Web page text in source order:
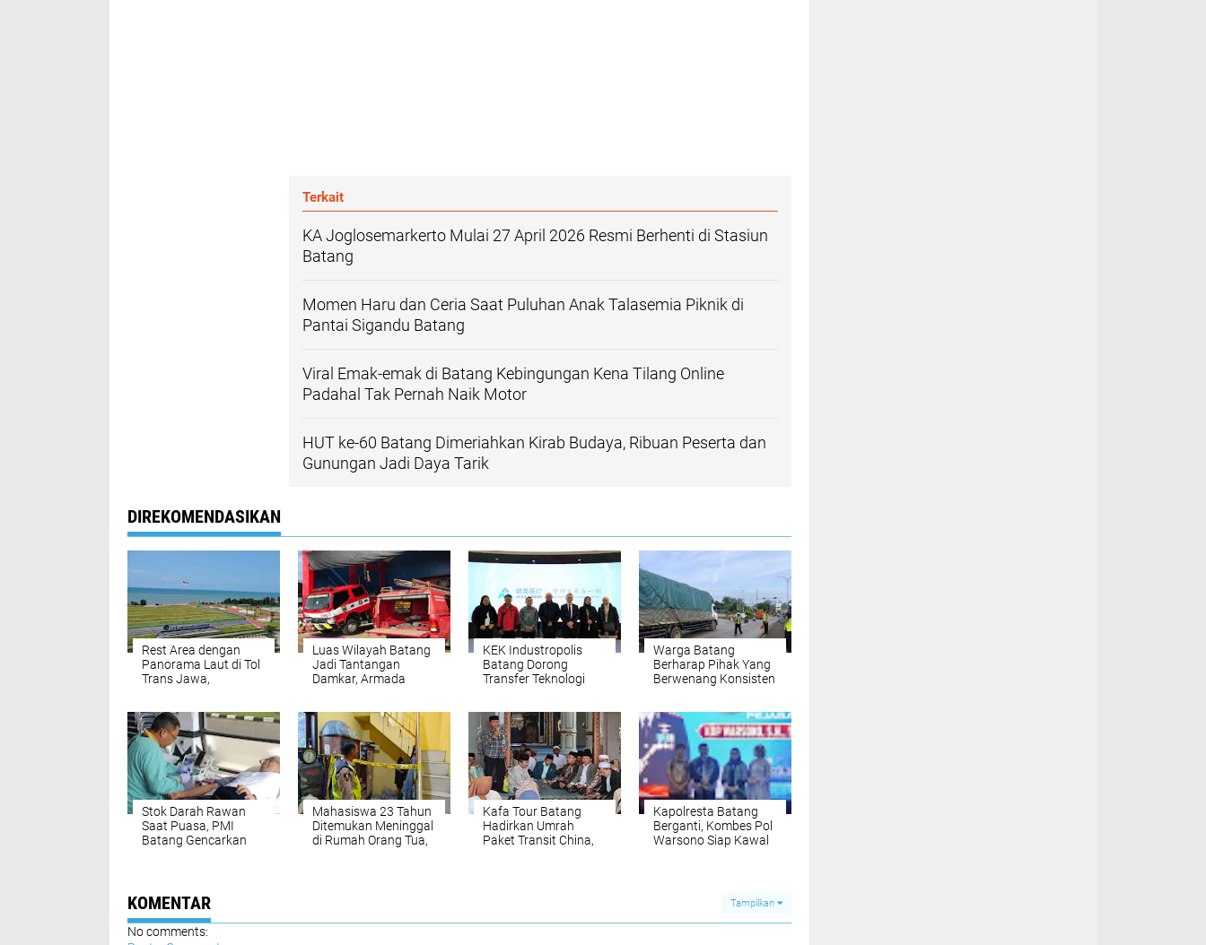
Terkait
KA Joglosemarkerto Mulai 27 April 2026 Resmi Berhenti di Stasiun
Batang
Momen Haru dan Ceria Saat Puluhan Anak Talasemia Piknik di
Pantai Sigandu Batang
Viral Emak-emak di Batang Kebingungan Kena Tilang Online
Padahal Tak Pernah Naik Motor
HUT ke-60 Batang Dimeriahkan Kirab Budaya, Ribuan Peserta dan
Gunungan Jadi Daya Tarik
DIREKOMENDASIKAN
Rest Area dengan
Panorama Laut di Tol
Trans Jawa,
Pemudik
Luas Wilayah Batang
Jadi Tantangan
Damkar, Armada
KEK Industropolis
Batang Dorong
Transfer Teknologi
Warga Batang
Berharap Pihak Yang
Berwenang Konsisten
Pembatasan Truk
Sumbu Tiga
Stok Darah Rawan
Saat Puasa, PMI
Batang Gencarkan
Mahasiswa 23 Tahun
Ditemukan Meninggal
di Rumah Orang Tua,
Kafa Tour Batang
Hadirkan Umrah
Paket Transit China,
Kapolresta Batang
Berganti, Kombes Pol
Warsono Siap Kawal
KOMENTAR Tampilkan
No comments: